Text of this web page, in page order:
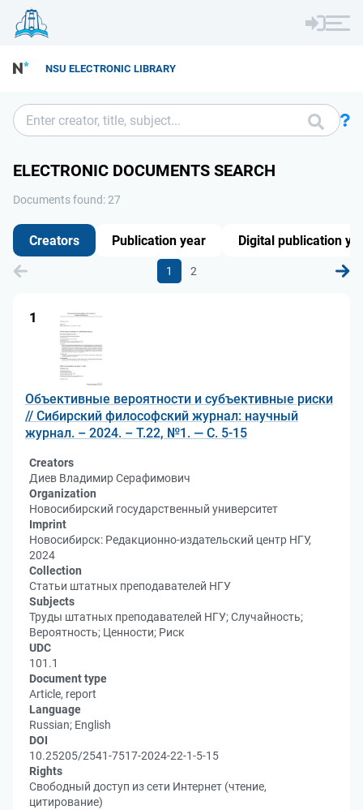
NSU ELECTRONIC LIBRARY
ELECTRONIC DOCUMENTS SEARCH
Documents found: 27
1 2
1
Объективные вероятности и субъективные риски
// Сибирский философский журнал: научный
журнал. – 2024. – Т.22, №1. — С. 5-15
Creators
Диев Владимир Серафимович
Organization
Новосибирский государственный университет
Imprint
Новосибирск: Редакционно-издательский центр НГУ,
2024
Collection
Статьи штатных преподавателей НГУ
Subjects
Труды штатных преподавателей НГУ; Случайность;
Вероятность; Ценности; Риск
UDC
101.1
Document type
Article, report
Language
Russian; English
DOI
10.25205/2541-7517-2024-22-1-5-15
Rights
Свободный доступ из сети Интернет (чтение,
цитирование)
Creators Publication year Digital publication